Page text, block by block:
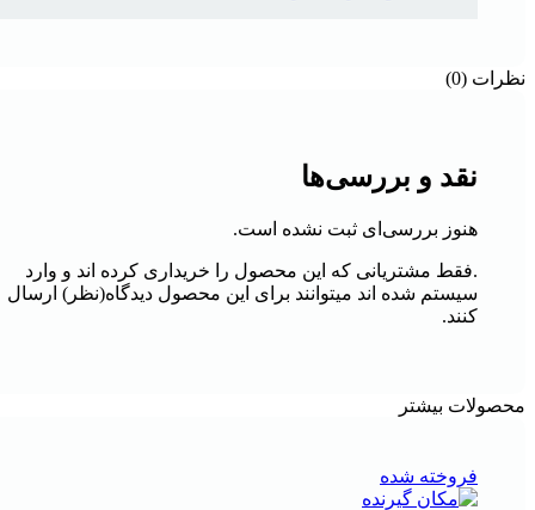
نظرات (0)
نقد و بررسی‌ها
هنوز بررسی‌ای ثبت نشده است.
.فقط مشتریانی که این محصول را خریداری کرده اند و وارد
سیستم شده اند میتوانند برای این محصول دیدگاه(نظر) ارسال
کنند.
محصولات بیشتر
فروخته شده